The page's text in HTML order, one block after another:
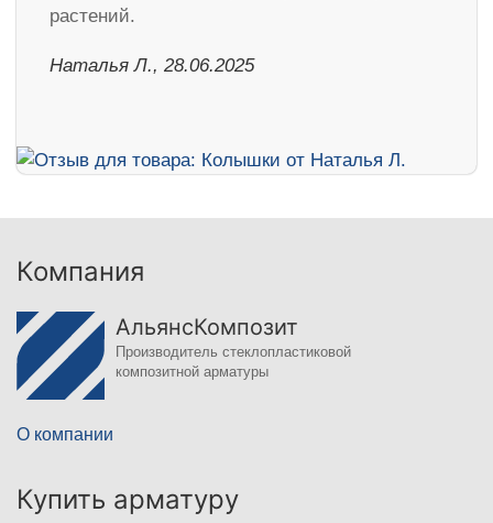
растений.
Наталья Л., 28.06.2025
Компания
АльянсКомпозит
Производитель стеклопластиковой
композитной арматуры
О компании
Купить арматуру